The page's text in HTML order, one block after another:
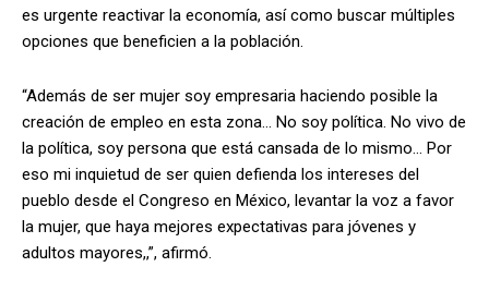
es urgente reactivar la economía, así como buscar múltiples
opciones que beneficien a la población.
“Además de ser mujer soy empresaria haciendo posible la
creación de empleo en esta zona… No soy política. No vivo de
la política, soy persona que está cansada de lo mismo… Por
eso mi inquietud de ser quien defienda los intereses del
pueblo desde el Congreso en México, levantar la voz a favor
la mujer, que haya mejores expectativas para jóvenes y
adultos mayores,,”, afirmó.